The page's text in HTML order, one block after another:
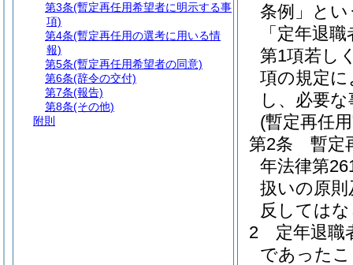
条例」とい
「定年退
第1項若し
項の規定
し、必要
(暫定再任
第2条
暫定
年法律第
扱いの原
反しては
2
定年退職
であった
第3条(暫定再任用希望者に明示する事
項)
第4条(暫定再任用の選考に用いる情
報)
第5条(暫定再任用希望者の同意)
第6条(辞令の交付)
第7条(報告)
第8条(その他)
附則